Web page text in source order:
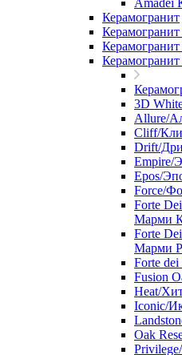
Amadei
Керамогранит
3D
Allure/
Cliff/
Drift/
Empire/
Epos/
Force/
Forte
Марми
Forte
Марми
Forte
Fusion
Heat/
Iconic/
Oak